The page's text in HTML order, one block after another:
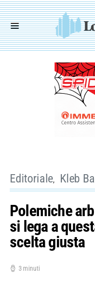
Editoriale Kleb
Polemiche
si lega a
scelta giusta
3 minuti